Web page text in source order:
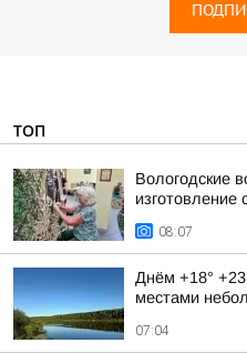
ТОП
Вологодские
изготовление
08:07
Днём +18°
местами
07:04